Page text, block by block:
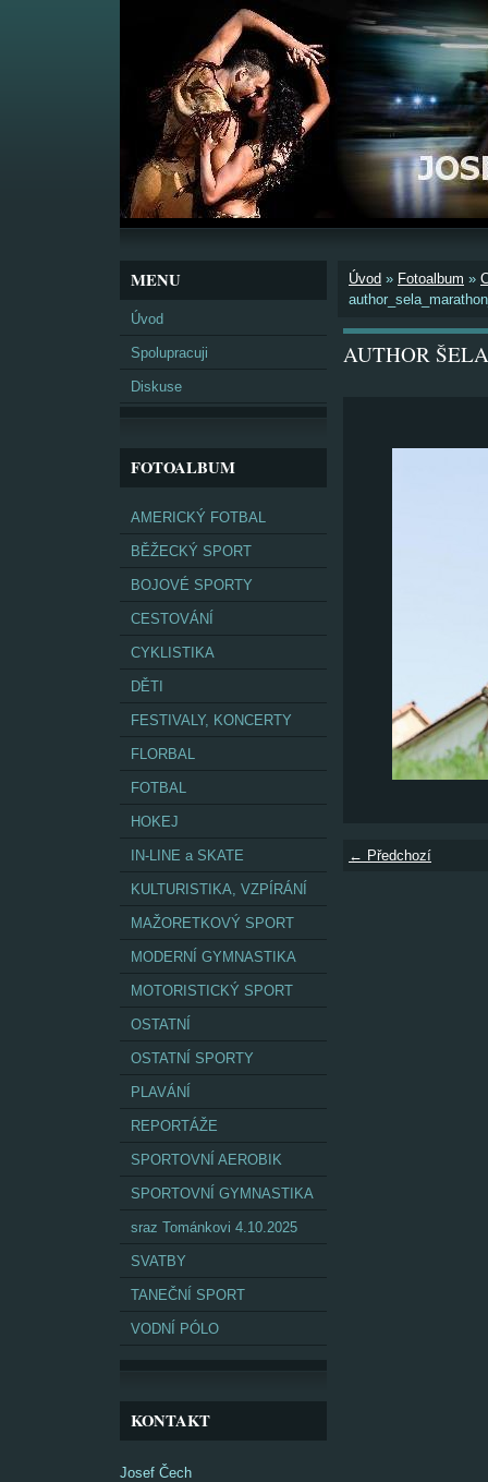
MENU
Úvod
Spolupracuji
Diskuse
FOTOALBUM
AMERICKÝ FOTBAL
BĚŽECKÝ SPORT
BOJOVÉ SPORTY
CESTOVÁNÍ
CYKLISTIKA
DĚTI
FESTIVALY, KONCERTY
FLORBAL
FOTBAL
HOKEJ
IN-LINE a SKATE
KULTURISTIKA, VZPÍRÁNÍ
MAŽORETKOVÝ SPORT
MODERNÍ GYMNASTIKA
MOTORISTICKÝ SPORT
OSTATNÍ
OSTATNÍ SPORTY
PLAVÁNÍ
REPORTÁŽE
SPORTOVNÍ AEROBIK
SPORTOVNÍ GYMNASTIKA
sraz Tománkovi 4.10.2025
SVATBY
TANEČNÍ SPORT
VODNÍ PÓLO
KONTAKT
Josef Čech
Úvod » Fotoalbum »
AUTHOR
← Předchozí